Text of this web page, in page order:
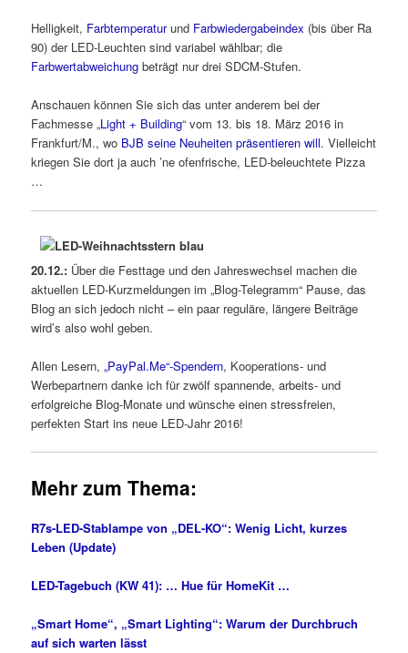
Helligkeit, Farbtemperaturund Farbwiedergabeindex (bis über Ra
90) der LED-Leuchten sind variabel wählbar; die
Farbwertabweichung beträgt nur drei SDCM-Stufen.
Anschauen können Sie sich das unter anderem bei der
Fachmesse „Light + Building“ vom 13. bis 18. März 2016 in
Frankfurt/M., wo BJB seine Neuheiten präsentieren will. Vielleicht
kriegen Sie dort ja auch ’ne ofenfrische, LED-beleuchtete Pizza
…
20.12.: Über die Festtage und den Jahreswechsel machen die
aktuellen LED-Kurzmeldungen im „Blog-Telegramm“ Pause, das
Blog an sich jedoch nicht – ein paar reguläre, längere Beiträge
wird’s also wohl geben.
Allen Lesern,„PayPal.Me“-Spendern, Kooperations- und
Werbepartnern danke ich für zwölf spannende, arbeits- und
erfolgreiche Blog-Monate und wünsche einen stressfreien,
perfekten Start ins neue LED-Jahr 2016!
Mehr zum Thema:
R7s-LED-Stablampe von „DEL-KO“: Wenig Licht, kurzes
Leben (Update)
LED-Tagebuch (KW 41): … Hue für HomeKit …
„Smart Home“, „Smart Lighting“: Warum der Durchbruch
auf sich warten lässt